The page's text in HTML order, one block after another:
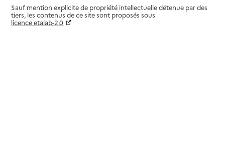
Sauf mention explicite de propriété intellectuelle détenue par des
tiers, les contenus de ce site sont proposés sous
licence etalab-2.0